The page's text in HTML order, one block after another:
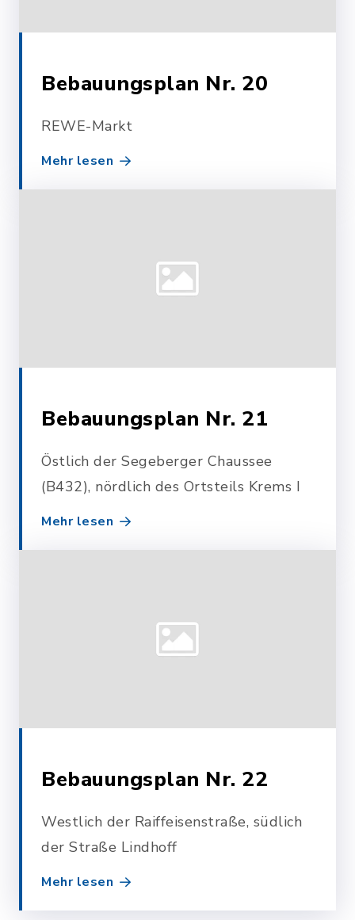
Bebauungsplan Nr. 20
REWE-Markt
Mehr lesen
Bebauungsplan Nr. 21
Östlich der Segeberger Chaussee
(B432), nördlich des Ortsteils Krems I
Mehr lesen
Bebauungsplan Nr. 22
Westlich der Raiffeisenstraße, südlich
der Straße Lindhoff
Mehr lesen